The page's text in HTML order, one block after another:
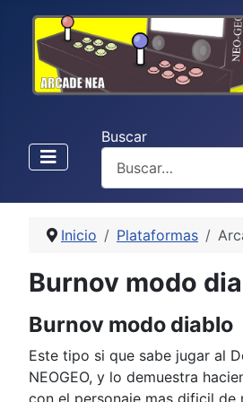
Buscar
Inicio Plataformas
Burnov modo
Burnov modo diablo
Este tipo si que sabe jugar al
NEOGEO, y lo demuestra
con el personaje mas dificil de